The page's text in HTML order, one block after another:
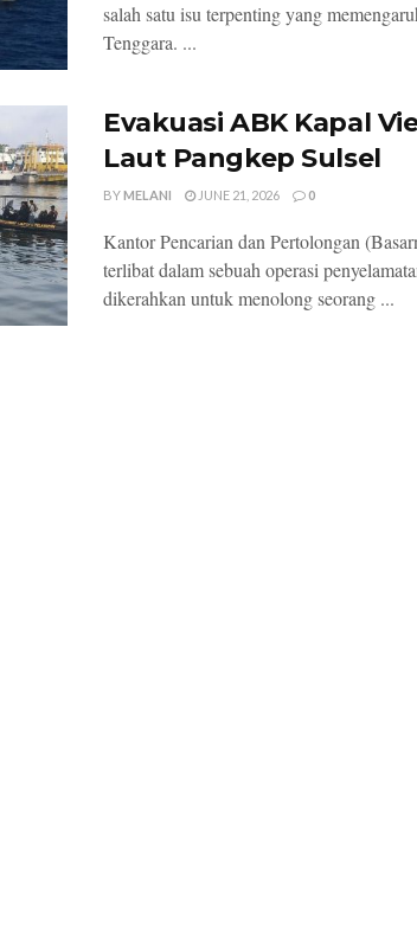
salah satu isu terpenting yang
Tenggara. ...
Evakuasi ABK Kapal
Laut Pangkep Sulsel
BYMELANI JUNE 21, 2026 0
Kantor Pencarian dan Pertolongan
terlibat dalam sebuah operasi
dikerahkan untuk menolong seorang ...